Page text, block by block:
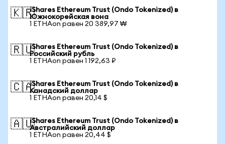
🇰🇷iShares Ethereum Trust (Ondo Tokenized) в
Южнокорейская вона
1 ETHAon равен 20 389,97 ₩
🇷🇺iShares Ethereum Trust (Ondo Tokenized) в
Российский рубль
1 ETHAon равен 1 192,63 ₽
🇨🇦iShares Ethereum Trust (Ondo Tokenized) в
Канадский доллар
1 ETHAon равен 20,14 $
🇦🇺iShares Ethereum Trust (Ondo Tokenized) в
Австралийский доллар
1 ETHAon равен 20,44 $